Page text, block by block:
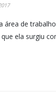
área de
ela surgiu